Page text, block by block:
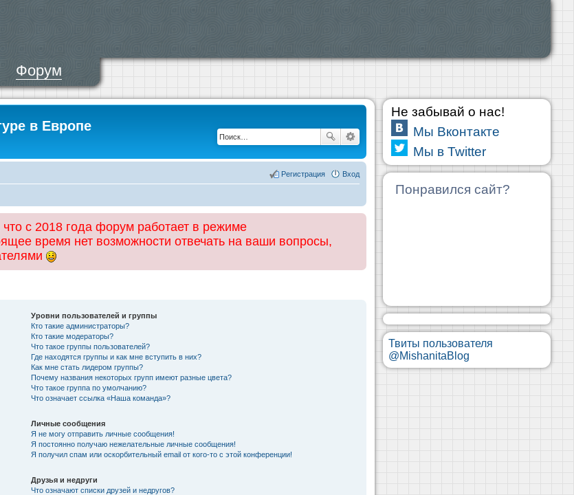
Форум
в Европе
Вход
Регистрация
с 2018 года форум работает в режиме
время нет возможности отвечать на ваши вопросы,
Уровни пользователей и группы
Кто такие администраторы?
Кто такие модераторы?
Что такое группы пользователей?
Где находятся группы и как мне вступить в них?
Как мне стать лидером группы?
Почему названия некоторых групп имеют разные цвета?
Что такое группа по умолчанию?
Что означает ссылка «Наша команда»?
Личные сообщения
Я не могу отправить личные сообщения!
Я постоянно получаю нежелательные личные сообщения!
Я получил спам или оскорбительный email от кого-то с этой конференции!
Друзья и недруги
Что означают списки друзей и недругов?
Не забывай о нас!
Мы Вконтакте
Мы в Twitter
Понравился сайт?
Твиты пользователя
@MishanitaBlog